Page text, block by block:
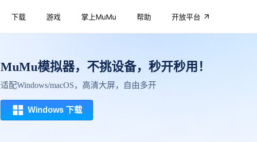
下载 游戏 掌上MuMu 帮助 开放平台
MuMu模拟器，不挑设备，秒开秒用！
适配Windows/macOS，高清大屏，自由多开
Windows 下载